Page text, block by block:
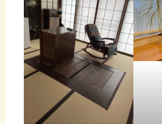
ん
小銭をケチ
って大金を